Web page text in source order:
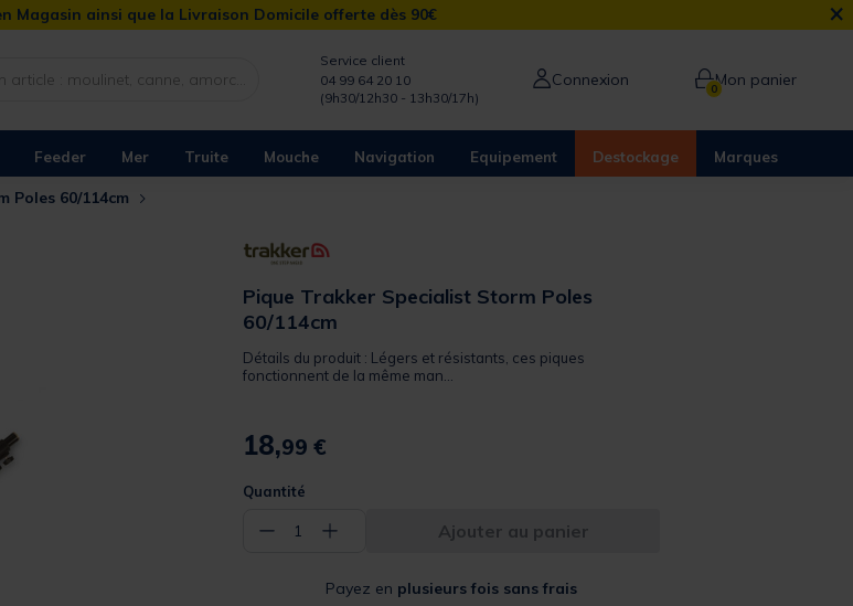
Magasin ainsi que la Livraison Domicile offerte dès 90€ ×
Service client
04 99 64 20 10
(9h30/12h30 - 13h30/17h)
Connexion 0Mon panier
Feeder Mer Truite Mouche Navigation Equipement Destockage Marques
Poles 60/114cm
Pique Trakker Specialist Storm Poles
60/114cm
Détails du produit : Légers et résistants, ces piques
fonctionnent de la même man...
18,99 €
Quantité
− 1 + Ajouter au panier
Payez en plusieurs fois sans frais